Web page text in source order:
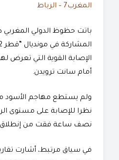
المغرب7 – الرباط
باتت حظوظ الدولي
الإصابة القوية التي تعرض
أمام سانت ترويدن.
ولم يستطع مهاجم الأسود
نظرا للإصابة على مستوى
نصف ساعة فقت من إنطلاق
في سياق مرتبط، أشارت